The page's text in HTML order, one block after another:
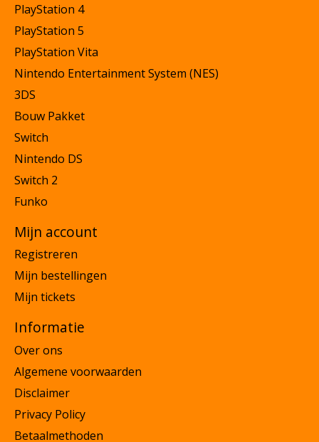
PlayStation 4
PlayStation 5
PlayStation Vita
Nintendo Entertainment System (NES)
3DS
Bouw Pakket
Switch
Nintendo DS
Switch 2
Funko
Mijn account
Registreren
Mijn bestellingen
Mijn tickets
Informatie
Over ons
Algemene voorwaarden
Disclaimer
Privacy Policy
Betaalmethoden